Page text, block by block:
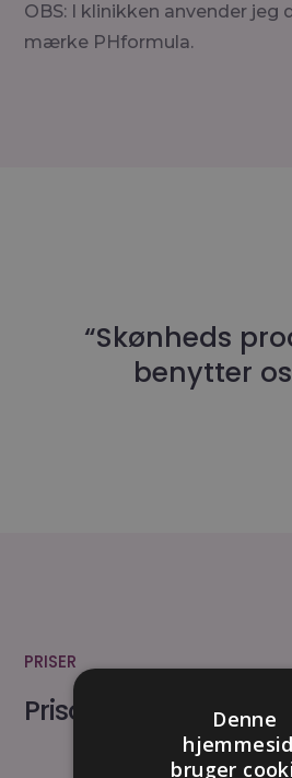
OBS: I klinikken anvender jeg
mærke PHformula.
“Skønheds
benytter
PRISER
Prisoversigt
Denne
bruger